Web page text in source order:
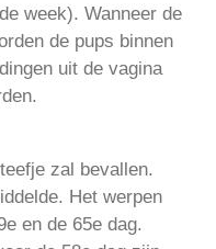
week). Wanneer de
de pups binnen
uit de vagina
zal bevallen.
Het werpen
en de 65e dag.